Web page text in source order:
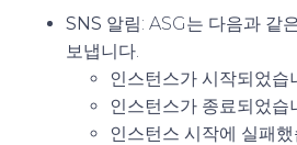
SNS 알림: ASG는 다음과 같
보냅니다.
인스턴스가 시작되었습
인스턴스가 종료되었습
인스턴스 시작에 실패했